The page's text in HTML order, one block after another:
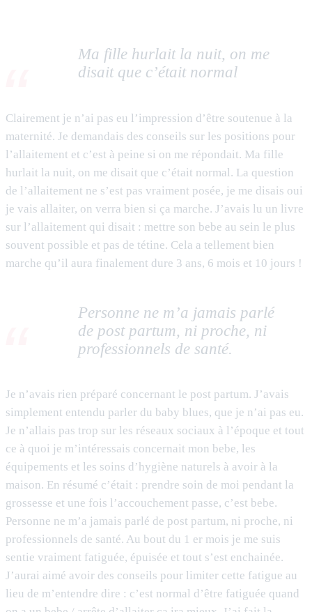
Ma fille hurlait la nuit, on me
disait que c’était normal
Clairement je n’ai pas eu l’impression d’être soutenue à la
maternité. Je demandais des conseils sur les positions pour
l’allaitement et c’est à peine si on me répondait. Ma fille
hurlait la nuit, on me disait que c’était normal. La question
de l’allaitement ne s’est pas vraiment posée, je me disais oui
je vais allaiter, on verra bien si ça marche. J’avais lu un livre
sur l’allaitement qui disait : mettre son bebe au sein le plus
souvent possible et pas de tétine. Cela a tellement bien
marche qu’il aura finalement dure 3 ans, 6 mois et 10 jours !
Personne ne m’a jamais parlé
de post partum, ni proche, ni
professionnels de santé.
Je n’avais rien préparé concernant le post partum. J’avais
simplement entendu parler du baby blues, que je n’ai pas eu.
Je n’allais pas trop sur les réseaux sociaux à l’époque et tout
ce à quoi je m’intéressais concernait mon bebe, les
équipements et les soins d’hygiène naturels à avoir à la
maison. En résumé c’était : prendre soin de moi pendant la
grossesse et une fois l’accouchement passe, c’est bebe.
Personne ne m’a jamais parlé de post partum, ni proche, ni
professionnels de santé. Au bout du 1 er mois je me suis
sentie vraiment fatiguée, épuisée et tout s’est enchainée.
J’aurai aimé avoir des conseils pour limiter cette fatigue au
lieu de m’entendre dire : c’est normal d’être fatiguée quand